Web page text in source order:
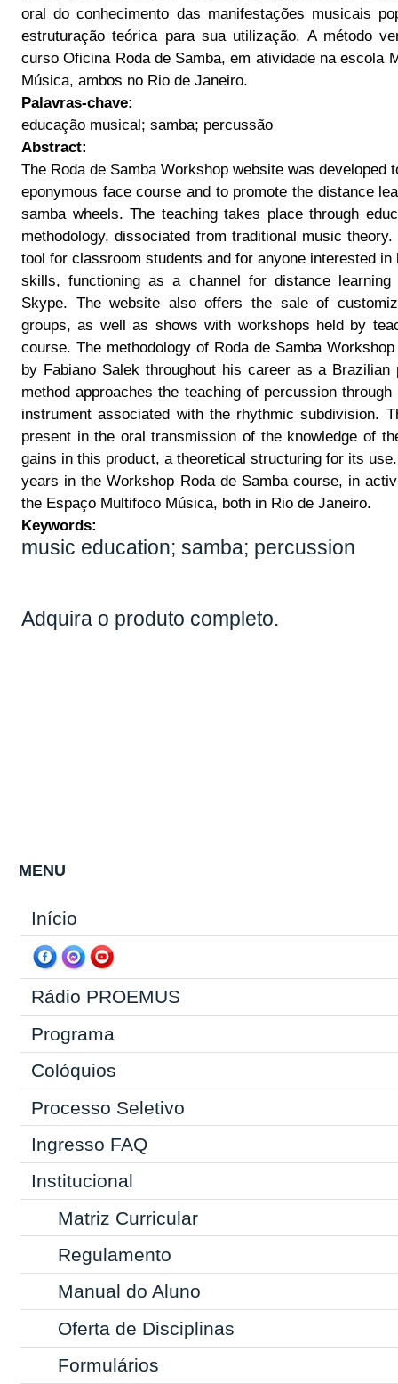
oral do conhecimento das manifestações musicais
estruturação teórica para sua utilização. A método
curso Oficina Roda de Samba, em atividade na escola
Música, ambos no Rio de Janeiro.
Palavras-chave:
educação musical; samba; percussão
Abstract:
The Roda de Samba Workshop website was developed
eponymous face course and to promote the distance
samba wheels. The teaching takes place through
methodology, dissociated from traditional music
tool for classroom students and for anyone interested
skills, functioning as a channel for distance
Skype. The website also offers the sale of
groups, as well as shows with workshops held by
course. The methodology of Roda de Samba
by Fabiano Salek throughout his career as a Brazilian
method approaches the teaching of percussion
instrument associated with the rhythmic subdivision.
present in the oral transmission of the knowledge of
gains in this product, a theoretical structuring for its
years in the Workshop Roda de Samba course, in
the Espaço Multifoco Música, both in Rio de Janeiro.
Keywords:
music education; samba; percussion
Adquira o produto completo.
MENU
Início
Rádio PROEMUS
Programa
Colóquios
Processo Seletivo
Ingresso FAQ
Institucional
Matriz Curricular
Regulamento
Manual do Aluno
Oferta de Disciplinas
Formulários